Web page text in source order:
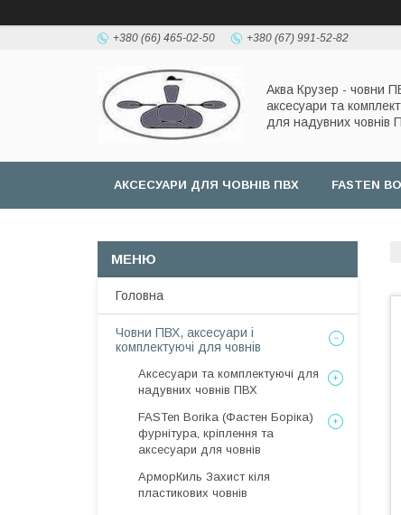
+380 (66) 465-02-50 +380 (67) 991-52-82
Аква Крузер - човни
аксесуари та
для надувних човнів
АКСЕСУАРИ ДЛЯ ЧОВНІВ ПВХ FASTEN
Головна
Човни ПВХ, аксесуари і
комплектуючі для човнів
Аксесуари та комплектуючі для
надувних човнів ПВХ
FASTen Borika (Фастен Боріка)
фурнітура, кріплення та
аксесуари для човнів
АрморКиль Захист кіля
пластикових човнів